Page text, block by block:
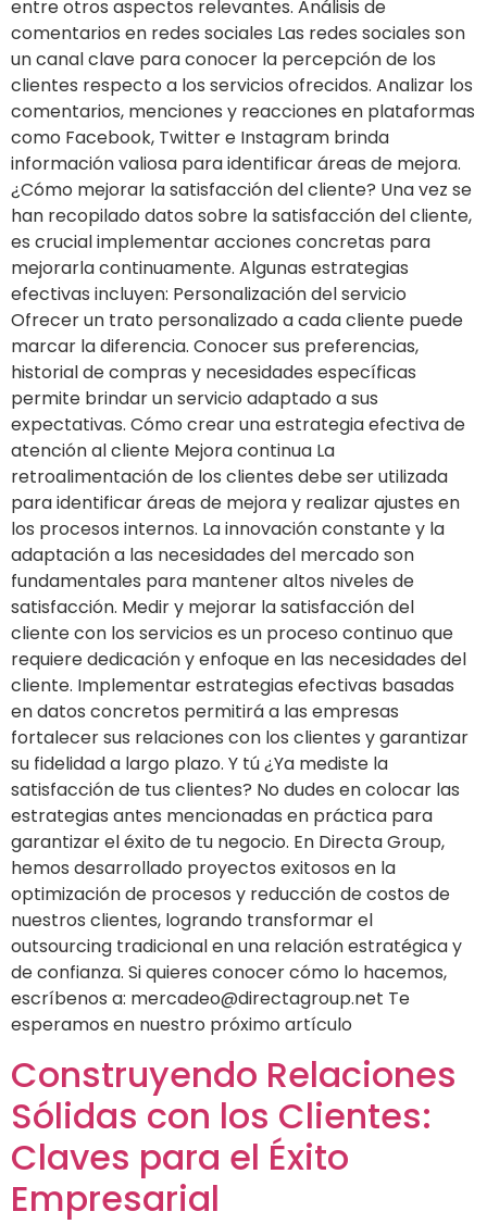
entre otros aspectos relevantes. Análisis de
comentarios en redes sociales Las redes sociales son
un canal clave para conocer la percepción de los
clientes respecto a los servicios ofrecidos. Analizar los
comentarios, menciones y reacciones en plataformas
como Facebook, Twitter e Instagram brinda
información valiosa para identificar áreas de mejora.
¿Cómo mejorar la satisfacción del cliente? Una vez se
han recopilado datos sobre la satisfacción del cliente,
es crucial implementar acciones concretas para
mejorarla continuamente. Algunas estrategias
efectivas incluyen: Personalización del servicio
Ofrecer un trato personalizado a cada cliente puede
marcar la diferencia. Conocer sus preferencias,
historial de compras y necesidades específicas
permite brindar un servicio adaptado a sus
expectativas. Cómo crear una estrategia efectiva de
atención al cliente Mejora continua La
retroalimentación de los clientes debe ser utilizada
para identificar áreas de mejora y realizar ajustes en
los procesos internos. La innovación constante y la
adaptación a las necesidades del mercado son
fundamentales para mantener altos niveles de
satisfacción. Medir y mejorar la satisfacción del
cliente con los servicios es un proceso continuo que
requiere dedicación y enfoque en las necesidades del
cliente. Implementar estrategias efectivas basadas
en datos concretos permitirá a las empresas
fortalecer sus relaciones con los clientes y garantizar
su fidelidad a largo plazo. Y tú ¿Ya mediste la
satisfacción de tus clientes? No dudes en colocar las
estrategias antes mencionadas en práctica para
garantizar el éxito de tu negocio. En Directa Group,
hemos desarrollado proyectos exitosos en la
optimización de procesos y reducción de costos de
nuestros clientes, logrando transformar el
outsourcing tradicional en una relación estratégica y
de confianza. Si quieres conocer cómo lo hacemos,
escríbenos a: mercadeo@directagroup.net Te
esperamos en nuestro próximo artículo
Construyendo Relaciones
Sólidas con los Clientes:
Claves para el Éxito
Empresarial